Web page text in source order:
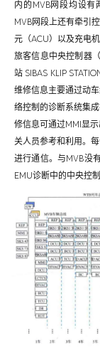
内的MVB网段均设
MVB网段上还有牵引
元（ACU）以及充电
旅客信息中央控制器
站 SIBAS KLIP
维修信息主要通过动
络控制的诊断系统集
修信息可通过MMI显
关人员参考和利用。
进行通信。与MVB没
EMU诊断中的中央控